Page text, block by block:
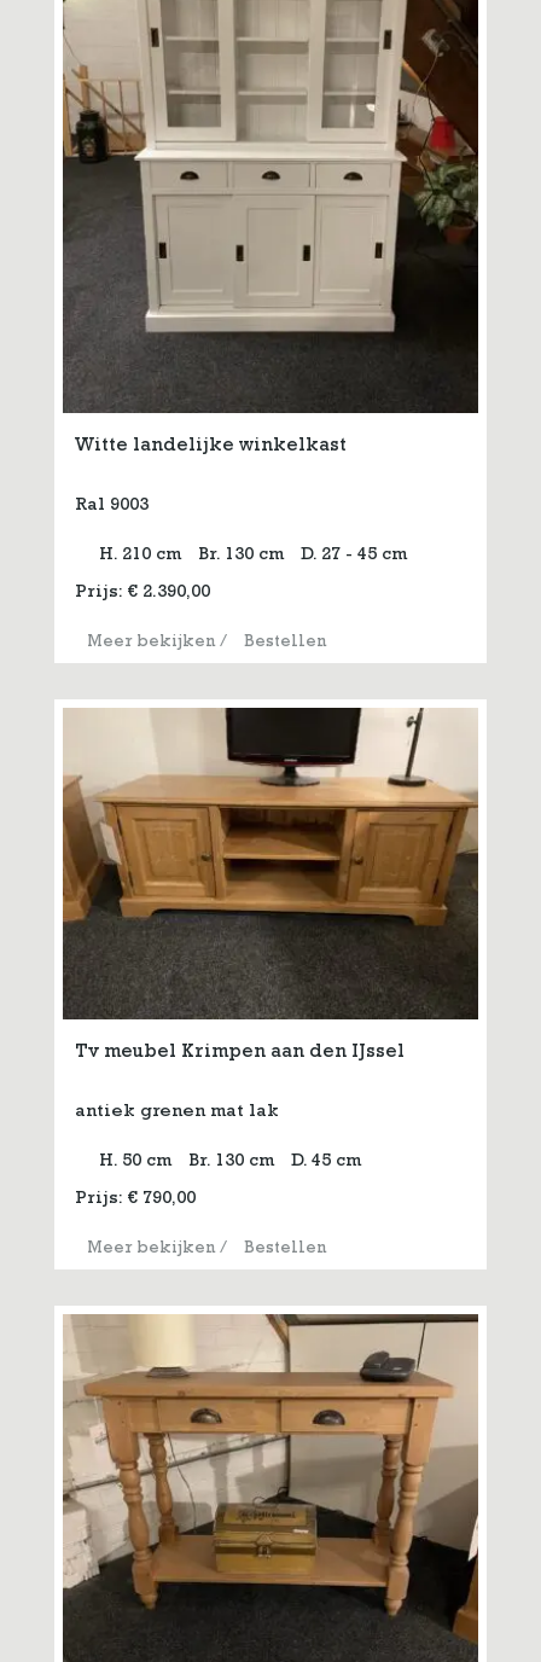
Witte landelijke winkelkast
Ral 9003
H. 210 cm Br. 130 cm D. 27 - 45 cm
Prijs: € 2.390,00
Meer bekijken/ Bestellen
Tv meubel Krimpen aan den IJssel
antiek grenen mat lak
H. 50 cm Br. 130 cm D. 45 cm
Prijs: € 790,00
Meer bekijken/ Bestellen